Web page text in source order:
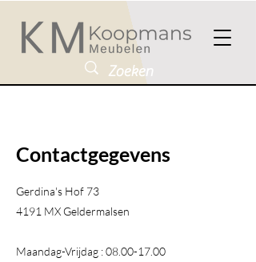
Contactgegevens
Gerdina's Hof 73
4191 MX Geldermalsen​
Maandag-Vrijdag :08.00-17.00